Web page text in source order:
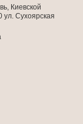
Киевской
ул. Сухоярская